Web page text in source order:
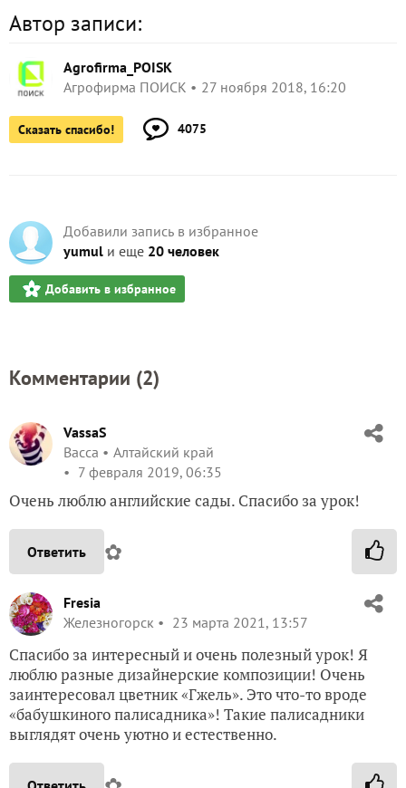
Автор записи:
Agrofirma_POISK
Агрофирма ПОИСК
27 ноября 2018, 16:20
Сказать спасибо! 4075
Добавили запись в избранное
yumul и еще 20 человек
Добавить в избранное
Комментарии (2)
VassaS
Васса
Алтайский край
7 февраля 2019, 06:35
Очень люблю английские сады. Спасибо за урок!
Ответить ✿
Fresia
Железногорск
23 марта 2021, 13:57
Спасибо за интересный и очень полезный урок! Я
люблю разные дизайнерские композиции! Очень
заинтересовал цветник «Гжель». Это что-то вроде
«бабушкиного палисадника»! Такие палисадники
выглядят очень уютно и естественно.